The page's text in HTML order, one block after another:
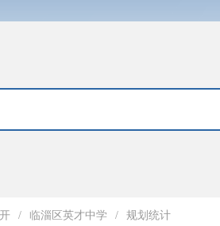
/ 临淄区英才中学 / 规划统计